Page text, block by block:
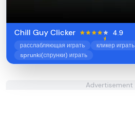
Chill Guy Clicker 4.9
расслабляющая играть
кликер играть
sprunki(спрунки) играть
Advertisement